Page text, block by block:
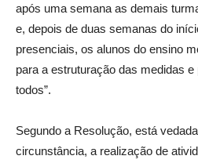
após uma semana as demais
e, depois de duas semanas do
presenciais, os alunos do ensino
para a estruturação das medidas
todos”.
Segundo a Resolução, está
circunstância, a realização de